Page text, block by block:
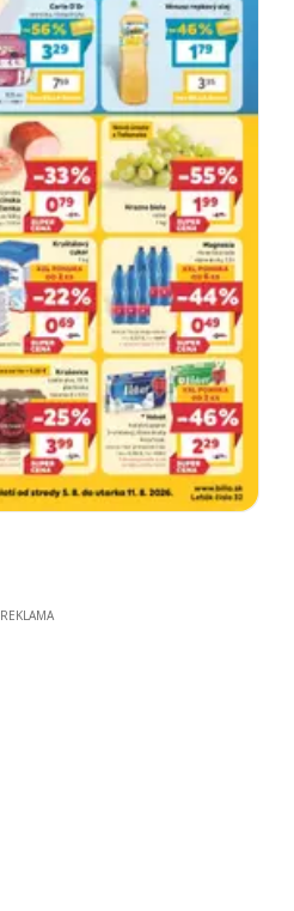
REKLAMA